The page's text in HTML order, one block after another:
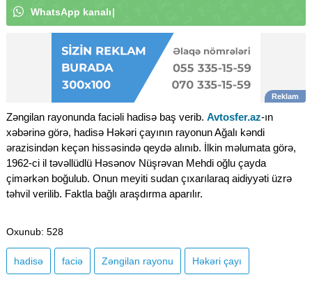
WhatsApp kanalım
Zəngilan rayonunda faciəli hadisə baş verib. Avtosfer.az-ın
xəbərinə görə, hadisə Həkəri çayının rayonun Ağalı kəndi
ərazisindən keçən hissəsində qeydə alınıb. İlkin məlumata görə,
1962-ci il təvəllüdlü Həsənov Nüşrəvan Mehdi oğlu çayda
çimərkən boğulub. Onun meyiti sudan çıxarılaraq aidiyyəti üzrə
təhvil verilib. Faktla bağlı araşdırma aparılır.
Oxunub: 528
hadisə faciə Zəngilan rayonu Həkəri çayı